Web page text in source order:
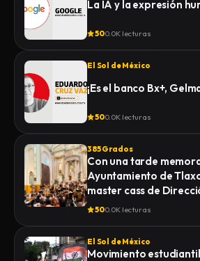
La IA y la expresión
500.0K lecturas
El Sol de México
¡Es el banco Bx+,
500.0K lecturas
385 Grados
Con una tarde
Ayuntamiento de
master cass de
500.0K lecturas
El Sol de México
Movimiento